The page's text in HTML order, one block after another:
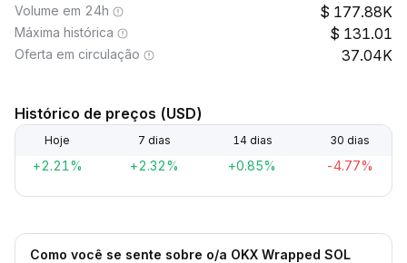
Volume em 24h 177.88K
Máxima histórica 131.01
Oferta em circulação 37.04K
Histórico de preços (USD)
Hoje 7 dias 14 dias 30 dias
+2.21% +2.32% +0.85% -4.77%
Como você se sente sobre o/a OKX Wrapped SOL